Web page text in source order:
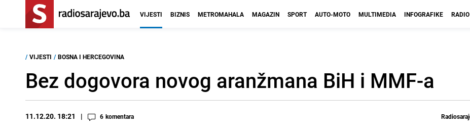
VIJESTI BIZNIS METROMAHALA MAGAZIN SPORT AUTO-MOTO MULTIMEDIA INFOGRAFIKE RADIO
/ VIJESTI / BOSNA I HERCEGOVINA
Bez dogovora novog aranžmana BiH i MMF-a
11.12.20. 18:21 6 komentara